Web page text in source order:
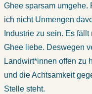
Ghee sparsam umgehe.
ich nicht Unmengen
Industrie zu sein. Es
Ghee liebe. Deswegen
Landwirt*innen offen zu
und die Achtsamkeit
Stelle steht.